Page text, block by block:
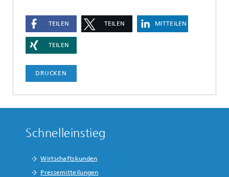
TEILEN TEILEN MITTEILEN
TEILEN
DRUCKEN
Schnelleinstieg
Wirtschaftskunden
Pressemitteilungen